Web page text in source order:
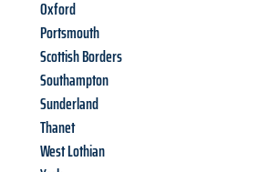
Oxford
Portsmouth
Scottish Borders
Southampton
Sunderland
Thanet
West Lothian